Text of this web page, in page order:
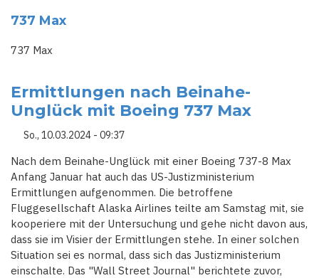
737 Max
737 Max
Ermittlungen nach Beinahe-
Unglück mit Boeing 737 Max
So., 10.03.2024 - 09:37
Nach dem Beinahe-Unglück mit einer Boeing 737-8 Max
Anfang Januar hat auch das US-Justizministerium
Ermittlungen aufgenommen. Die betroffene
Fluggesellschaft Alaska Airlines teilte am Samstag mit, sie
kooperiere mit der Untersuchung und gehe nicht davon aus,
dass sie im Visier der Ermittlungen stehe. In einer solchen
Situation sei es normal, dass sich das Justizministerium
einschalte. Das "Wall Street Journal" berichtete zuvor,